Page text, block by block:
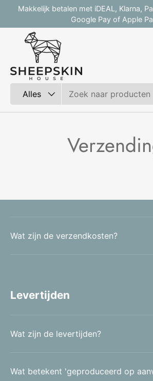
Ga naar inhoud
Makkelijk betalen met iDEAL, Klarna,
Google Pay of Apple
Alles
Wat zijn de verzendkosten?
Levertijden
Wat zijn de levertijden?
Wat betekent 'geproduceerd op